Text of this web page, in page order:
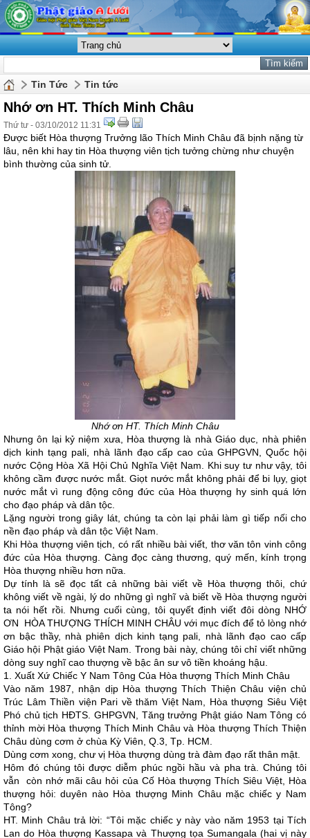
Tin Tức Tin tức
Nhớ ơn HT. Thích Minh Châu
Thứ tư - 03/10/2012 11:31
Được biết Hòa thượng Trưởng lão Thích Minh Châu đã bịnh nặng từ
lâu, nên khi hay tin Hòa thượng viên tịch tưởng chừng như chuyện
bình thường của sinh tử.
Nhớ ơn HT. Thích Minh Châu
Nhưng ôn lại kỷ niệm xưa, Hòa thượng là nhà Giáo dục, nhà phiên
dịch kinh tạng pali, nhà lãnh đạo cấp cao của GHPGVN, Quốc hội
nước Cộng Hòa Xã Hội Chủ Nghĩa Việt Nam. Khi suy tư như vậy, tôi
không cầm được nước mắt. Giọt nước mắt không phải để bi lụy, giọt
nước mắt vì rung động công đức của Hòa thượng hy sinh quá lớn
cho đạo pháp và dân tộc.
Lặng người trong giây lát, chúng ta còn lại phải làm gì tiếp nối cho
nền đạo pháp và dân tộc Việt Nam.
Khi Hòa thượng viên tịch, có rất nhiều bài viết, thơ văn tôn vinh công
đức của Hòa thượng. Càng đọc càng thương, quý mến, kính trọng
Hòa thượng nhiều hơn nữa.
Dự tính là sẽ đọc tất cả những bài viết về Hòa thượng thôi, chứ
không viết về ngài, lý do những gì nghĩ và biết về Hòa thượng người
ta nói hết rồi. Nhưng cuối cùng, tôi quyết định viết đôi dòng NHỚ
ƠN HÒA THƯỢNG THÍCH MINH CHÂU với mục đích để tỏ lòng nhớ
ơn bậc thầy, nhà phiên dịch kinh tạng pali, nhà lãnh đạo cao cấp
Giáo hội Phật giáo Việt Nam. Trong bài này, chúng tôi chỉ viết những
dòng suy nghĩ cao thượng về bậc ân sư vô tiền khoáng hậu.
1. Xuất Xứ Chiếc Y Nam Tông Của Hòa thượng Thích Minh Châu
Vào năm 1987, nhận dịp Hòa thượng Thích Thiện Châu viện chủ
Trúc Lâm Thiền viện Pari về thăm Việt Nam, Hòa thượng Siêu Việt
Phó chủ tịch HĐTS. GHPGVN, Tăng trưởng Phật giáo Nam Tông có
thỉnh mời Hòa thượng Thích Minh Châu và Hòa thượng Thích Thiện
Châu dùng cơm ở chùa Kỳ Viên, Q.3, Tp. HCM.
Dùng cơm xong, chư vị Hòa thượng dùng trà đàm đạo rất thân mật.
Hôm đó chúng tôi được diễm phúc ngồi hầu và pha trà. Chúng tôi
vẫn còn nhớ mãi câu hỏi của Cố Hòa thượng Thích Siêu Việt, Hòa
thượng hỏi: duyên nào Hòa thượng Minh Châu mặc chiếc y Nam
Tông?
HT. Minh Châu trả lời: “Tôi mặc chiếc y này vào năm 1953 tại Tích
Lan do Hòa thượng Kassapa và Thượng tọa Sumangala (hai vị này